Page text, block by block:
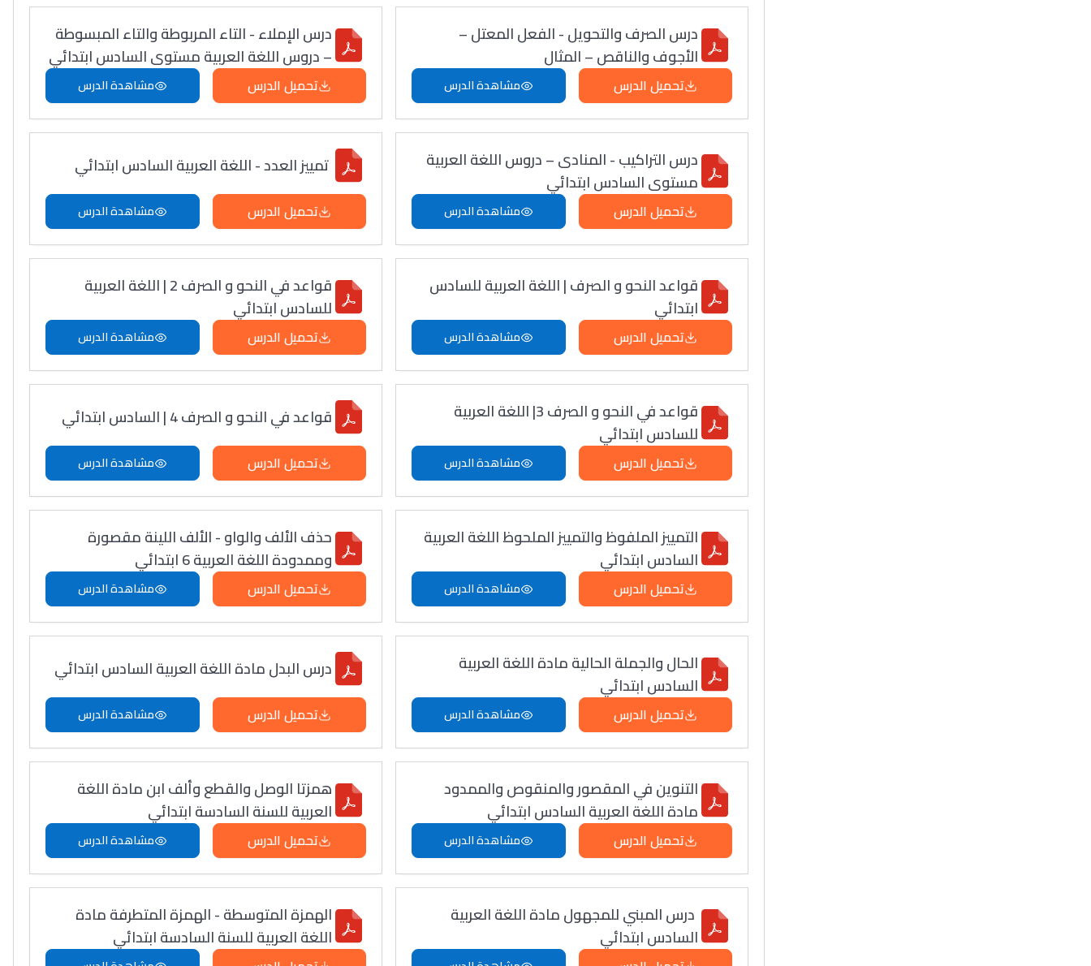
درس الصرف والتحويل - الفعل المعتل –
الأجوف والناقص – المثال
تحميل الدرس مشاهدة الدرس
درس الإملاء - التاء المربوطة والتاء المبسوطة
– دروس اللغة العربية مستوى السادس ابتدائي
تحميل الدرس مشاهدة الدرس
درس التراكيب - المنادى – دروس اللغة العربية
مستوى السادس ابتدائي
تحميل الدرس مشاهدة الدرس
تمييز العدد - اللغة العربية السادس ابتدائي
تحميل الدرس مشاهدة الدرس
قواعد النحو و الصرف | اللغة العربية للسادس
ابتدائي
تحميل الدرس مشاهدة الدرس
قواعد في النحو و الصرف 2 | اللغة العربية
للسادس ابتدائي
تحميل الدرس مشاهدة الدرس
قواعد في النحو و الصرف 3| اللغة العربية
للسادس ابتدائي
تحميل الدرس مشاهدة الدرس
قواعد في النحو و الصرف 4 | السادس ابتدائي
تحميل الدرس مشاهدة الدرس
التمييز الملفوظ والتمييز الملحوظ اللغة العربية
السادس ابتدائي
تحميل الدرس مشاهدة الدرس
حذف الألف والواو - الألف اللينة مقصورة
وممدودة اللغة العربية 6 ابتدائي
تحميل الدرس مشاهدة الدرس
الحال والجملة الحالية مادة اللغة العربية
السادس ابتدائي
تحميل الدرس مشاهدة الدرس
درس البدل مادة اللغة العربية السادس ابتدائي
تحميل الدرس مشاهدة الدرس
التنوين في المقصور والمنقوص والممدود
مادة اللغة العربية السادس ابتدائي
تحميل الدرس مشاهدة الدرس
همزتا الوصل والقطع وألف ابن مادة اللغة
العربية للسنة السادسة ابتدائي
تحميل الدرس مشاهدة الدرس
درس المبني للمجهول مادة اللغة العربية
السادس ابتدائي
الهمزة المتوسطة - الهمزة المتطرفة مادة
اللغة العربية للسنة السادسة ابتدائي